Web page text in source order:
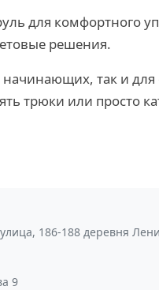
для комфортного
решения.
начинающих, так и
трюки или просто
186-188 деревня
9